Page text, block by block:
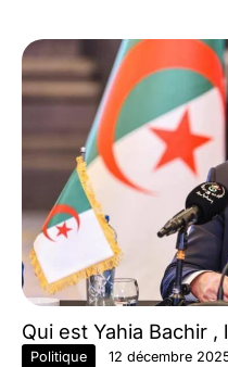
Qui est Yahia Bachir ,
Politique 12 décembre